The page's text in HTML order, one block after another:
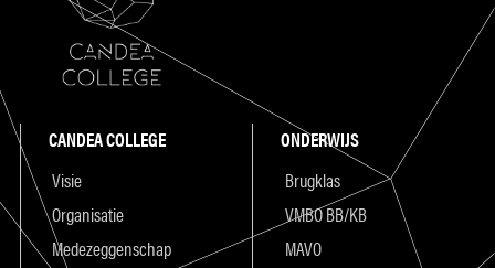
CANDEA COLLEGE
Visie
Organisatie
Medezeggenschap
ONDERWIJS
Brugklas
VMBO BB/KB
MAVO